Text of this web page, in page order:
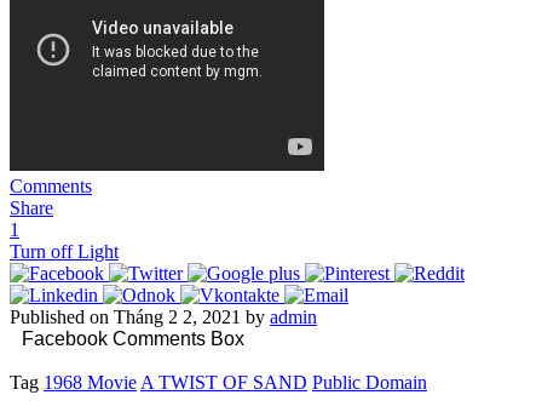
Comments
Share
1
Turn off Light
Published on Tháng 2 2, 2021 by admin
Facebook Comments Box
Tag 1968 Movie A TWIST OF SAND Public Domain